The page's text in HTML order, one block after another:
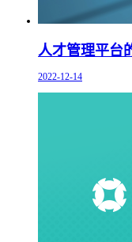
人才管理平台
2022-12-14